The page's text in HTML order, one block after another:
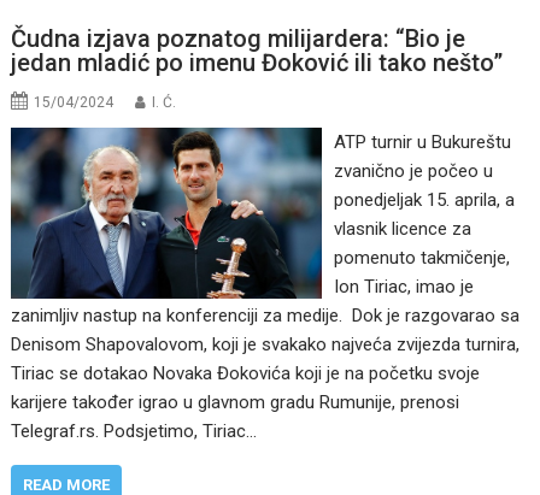
Čudna izjava poznatog milijardera: “Bio je
jedan mladić po imenu Đoković ili tako nešto”
15/04/2024 I. Ć.
ATP turnir u Bukureštu
zvanično je počeo u
ponedjeljak 15. aprila, a
vlasnik licence za
pomenuto takmičenje,
Ion Tiriac, imao je
zanimljiv nastup na konferenciji za medije. Dok je razgovarao sa
Denisom Shapovalovom, koji je svakako najveća zvijezda turnira,
Tiriac se dotakao Novaka Đokovića koji je na početku svoje
karijere također igrao u glavnom gradu Rumunije, prenosi
Telegraf.rs. Podsjetimo, Tiriac…
READ MORE